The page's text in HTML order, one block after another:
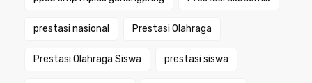
prestasi nasional Prestasi Olahraga
Prestasi Olahraga Siswa prestasi siswa